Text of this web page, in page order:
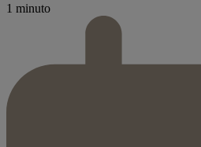
1 minuto